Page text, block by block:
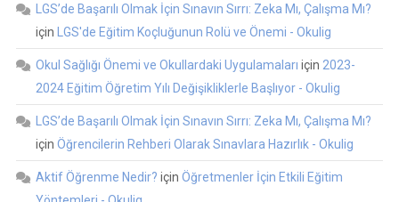
LGS’de Başarılı Olmak İçin Sınavın Sırrı: Zeka Mı, Çalışma Mı?
için LGS'de Eğitim Koçluğunun Rolü ve Önemi - Okulig
Okul Sağlığı Önemi ve Okullardaki Uygulamaları için 2023-
2024 Eğitim Öğretim Yılı Değişikliklerle Başlıyor - Okulig
LGS’de Başarılı Olmak İçin Sınavın Sırrı: Zeka Mı, Çalışma Mı?
için Öğrencilerin Rehberi Olarak Sınavlara Hazırlık - Okulig
Aktif Öğrenme Nedir? için Öğretmenler İçin Etkili Eğitim